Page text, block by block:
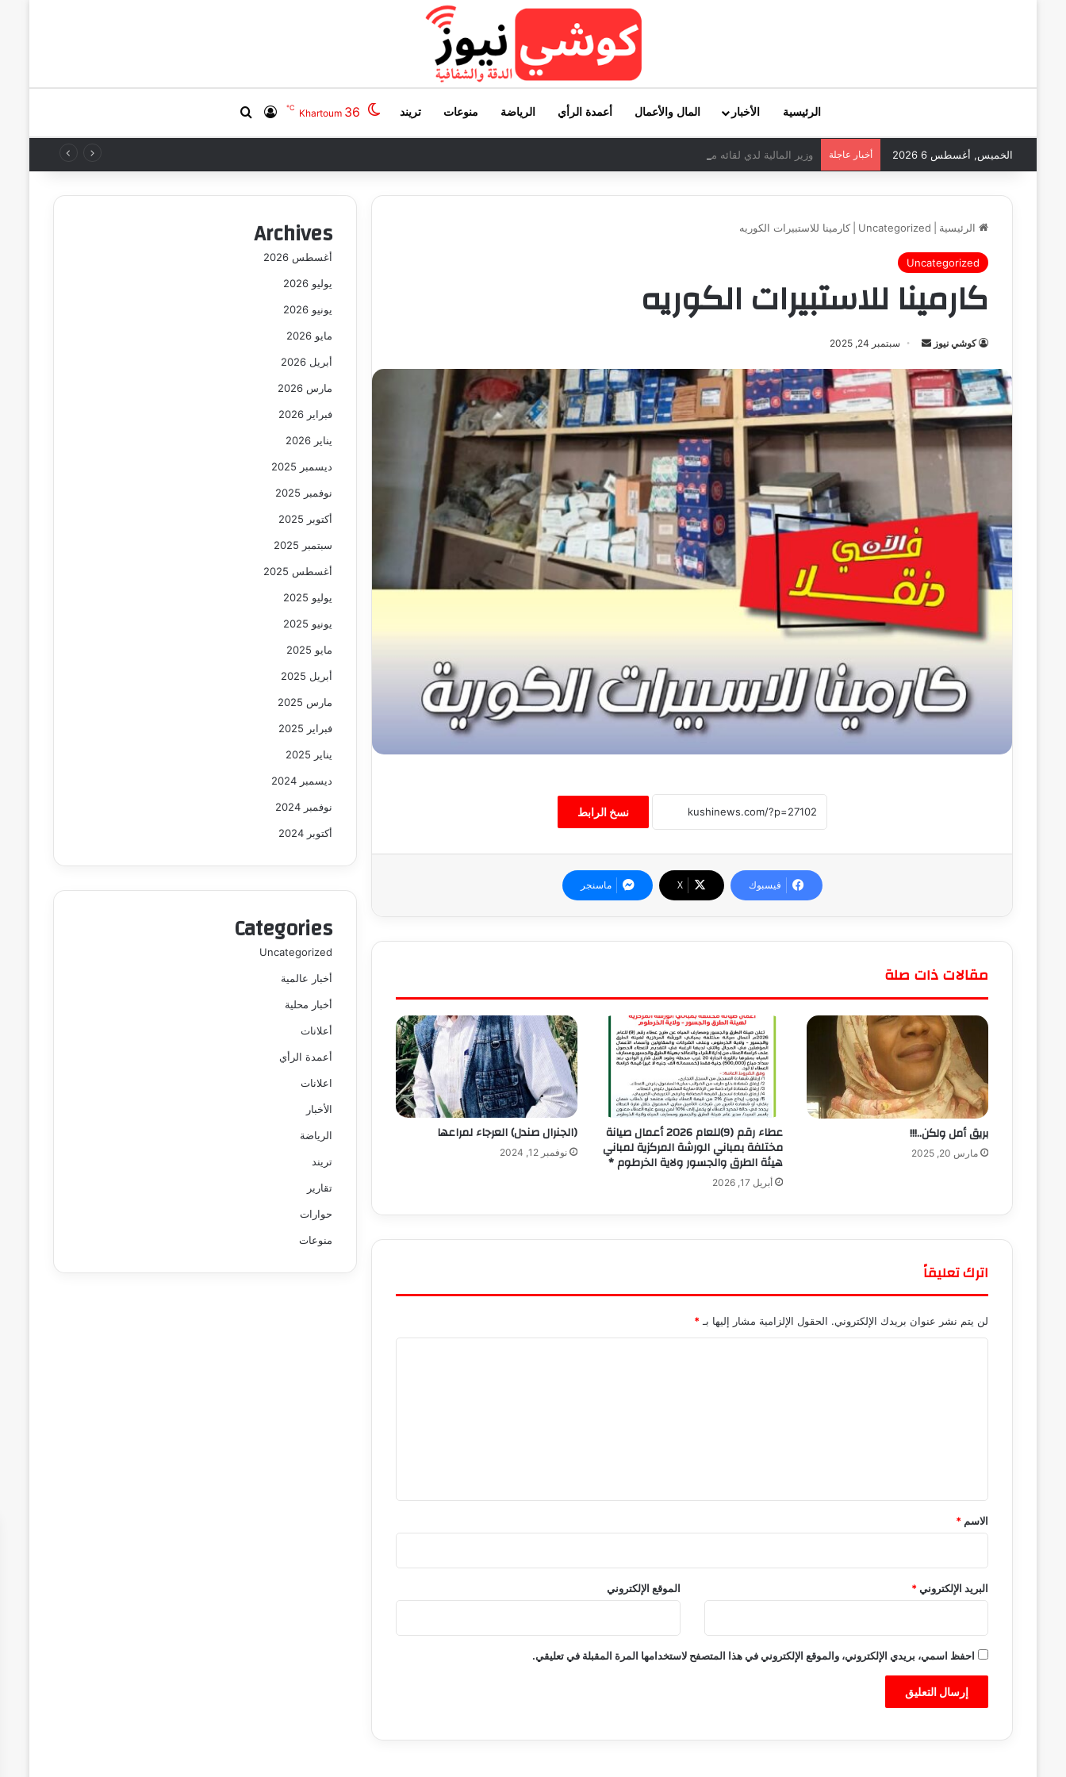
الرئيسية الأخبار المال والأعمال أعمدة الرأي الرياضة منوعات تريند Khartoum 36
℃ تسجيل الدخول
الخميس, أغسطس 6 2026 أخبار عاجلة وزير المالية لدي لقائه منظمات الامم المتحدة العاملة بالخرطوم.
الرئيسية Uncategorized كارمينا للاستبيرات الكوريه
Uncategorized
كارمينا للاستبيرات الكوريه
كوشي نيوز
س
ل
ب
إ
ل
ك
ر
و
ن
ا
سبتمبر 24, 2025
نسخ الرابط
فيسبوك ‫X ماسنجر
مقالات ذات صلة
بريق أمل ولكن..!!!
مارس 20, 2025
عطاء رقم (9)للعام 2026 أعمال صيانة
مختلفة بمباني الورشة المركزية لمباني
هيئة الطرق والجسور ولاية الخرطوم *
أبريل 17, 2026
(الجنرال صندل) العرجاء لمراعها
نوفمبر 12, 2024
اترك تعليقاً
لن يتم نشر عنوان بريدك الإلكتروني. الحقول الإلزامية مشار إليها بـ *
*
الاسم *
البريد الإلكتروني* الموقع الإلكتروني
احفظ اسمي، بريدي الإلكتروني، والموقع الإلكتروني في هذا المتصفح لاستخدامها المرة المقبلة في تعليقي.
Archives
أغسطس 2026
يوليو 2026
يونيو 2026
مايو 2026
أبريل 2026
مارس 2026
فبراير 2026
يناير 2026
ديسمبر 2025
نوفمبر 2025
أكتوبر 2025
سبتمبر 2025
أغسطس 2025
يوليو 2025
يونيو 2025
مايو 2025
أبريل 2025
مارس 2025
فبراير 2025
يناير 2025
ديسمبر 2024
نوفمبر 2024
أكتوبر 2024
Categories
Uncategorized
أخبار عالمية
أخبار محلية
أعلانات
أعمدة الرأي
اعلانات
الأخبار
الرياضة
تريند
تقارير
حوارات
منوعات